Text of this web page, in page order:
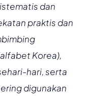
dan
praktis dan
Korea),
hari, serta
digunakan